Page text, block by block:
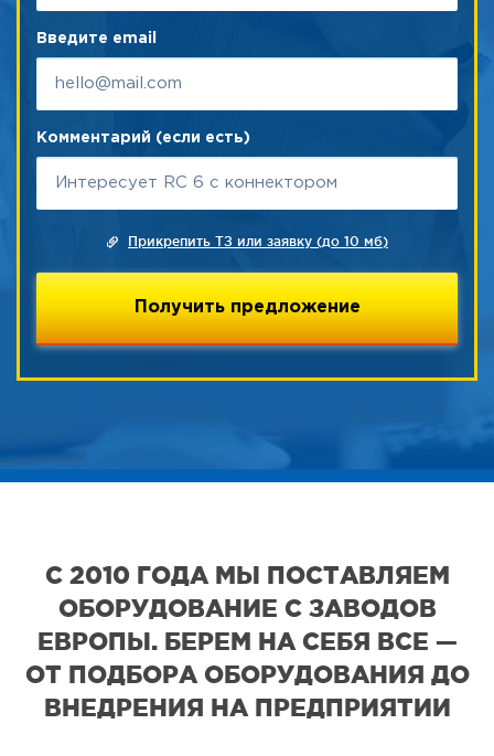
Введите email
Комментарий (если есть)
Прикрепить ТЗ или заявку (до 10 мб)
С 2010 ГОДА МЫ ПОСТАВЛЯЕМ
ОБОРУДОВАНИЕ С ЗАВОДОВ
ЕВРОПЫ. БЕРЕМ НА СЕБЯ ВСЕ —
ОТ ПОДБОРА ОБОРУДОВАНИЯ ДО
ВНЕДРЕНИЯ НА ПРЕДПРИЯТИИ